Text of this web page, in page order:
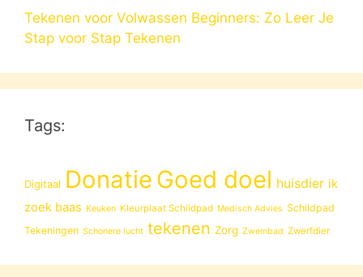
Tekenen voor Volwassen Beginners: Zo Leer Je
Stap voor Stap Tekenen
Tags:
Digitaal Donatie Goed doel huisdier ik
zoek baas Keuken Kleurplaat Schildpad Medisch Advies Schildpad
Tekeningen Schonere lucht tekenen Zorg Zwembad Zwerfdier